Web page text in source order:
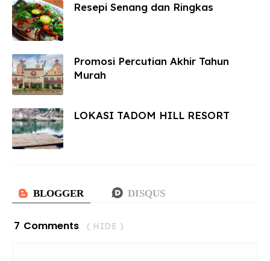
Resepi Senang dan Ringkas
Promosi Percutian Akhir Tahun
Murah
LOKASI TADOM HILL RESORT
7 Comments ( HIDE )